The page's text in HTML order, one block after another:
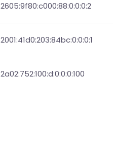
2605:9f80:c000:88:0:0:0:2
2001:41d0:203:84bc:0:0:0:1
2a02:752:100:d:0:0:0:100